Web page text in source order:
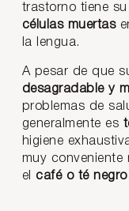
trastorno tiene
células muertas
la lengua.
A pesar de que
desagradable y
problemas de
generalmente es
higiene
muy
el café o té negro